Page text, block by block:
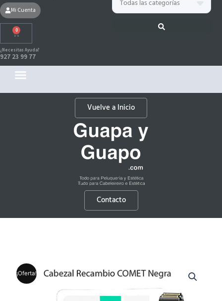
Mi Cuenta
0
Carrito
¿Necesitas Ayuda?
927 23 99 77
Vuelve a Inicio
Contacto
¡Oferta!